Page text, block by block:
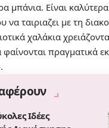
μπάνια. Είναι
να ταιριαζει με τη
χαλάκια
πραγματικά
Ιδέες